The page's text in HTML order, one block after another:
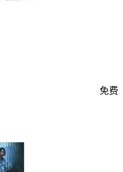
免费